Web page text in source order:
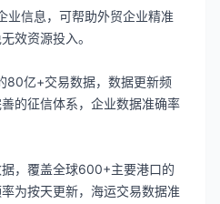
业信息，可帮助外贸企业精准
效资源投入。
80亿+交易数据，数据更新频
的征信体系，企业数据准确率
，覆盖全球600+主要港口的
为按天更新，海运交易数据准